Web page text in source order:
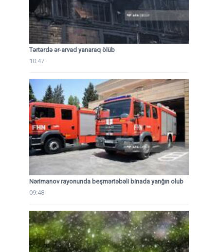
Tərtərdə ər-arvad yanaraq ölüb
10:47
Nərimanov rayonunda beşmərtəbəli binada yanğın olub
09:48